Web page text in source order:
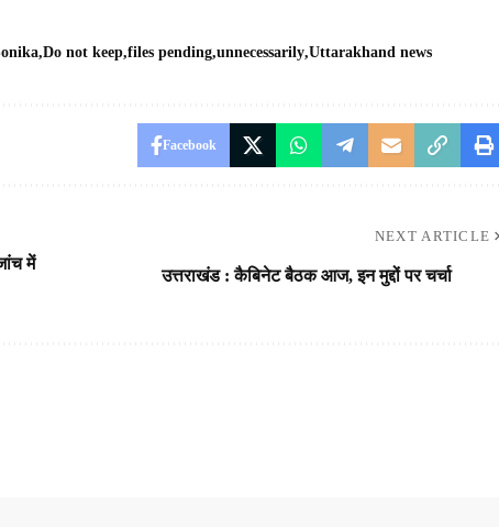
Do not keep files pending unnecessarily Uttarakhand news
Facebook
में
NEXT ARTICLE
उत्तराखंड : कैबिनेट बैठक आज, इन मुद्दों पर चर्चा